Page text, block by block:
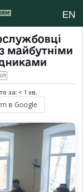
EN
майбутніми
за: < 1 хв.
в Google